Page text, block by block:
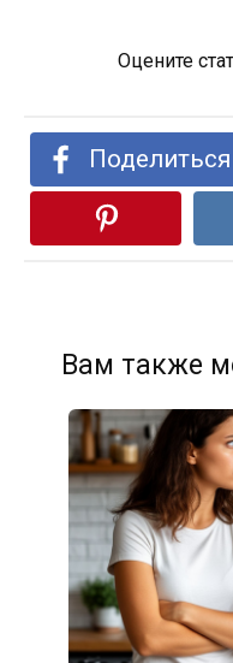
Оцените
Вам также